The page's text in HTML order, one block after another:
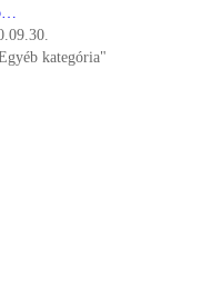
kategória"